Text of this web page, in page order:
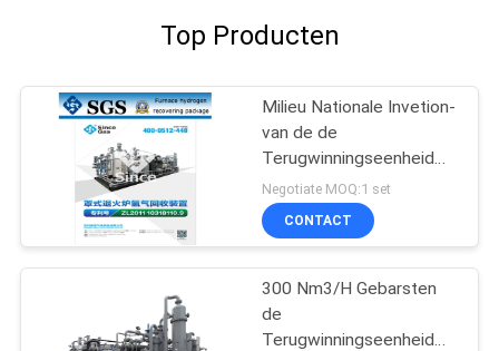
Top Producten
Milieu Nationale Invetion-
van de de
Terugwinningseenheid
van de Octrooiwaterstof
de Ammoniakinstallatie
Negotiate MOQ:1 set
CONTACT
300 Nm3/H Gebarsten
de
Terugwinningseenheid